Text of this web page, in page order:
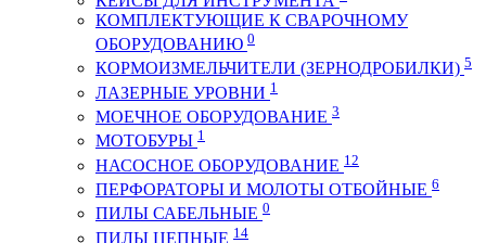
КОМПЛЕКТУЮЩИЕ К СВАРОЧНОМУ
ОБОРУДОВАНИЮ 0
КОРМОИЗМЕЛЬЧИТЕЛИ (ЗЕРНОДРОБИЛКИ) 5
ЛАЗЕРНЫЕ УРОВНИ 1
МОЕЧНОЕ ОБОРУДОВАНИЕ 3
МОТОБУРЫ 1
НАСОСНОЕ ОБОРУДОВАНИЕ 12
ПЕРФОРАТОРЫ И МОЛОТЫ ОТБОЙНЫЕ 6
ПИЛЫ САБЕЛЬНЫЕ 0
ПИЛЫ ЦЕПНЫЕ 14